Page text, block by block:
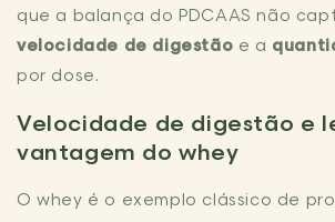
que a balança do PDCAAS não
velocidade de digestão e a
por dose.
Velocidade de digestão e
vantagem do whey
O whey é o exemplo clássico de